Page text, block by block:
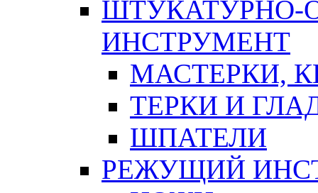
ШТУКАТУРНО-
ИНСТРУМЕНТ
МАСТЕРКИ,
ТЕРКИ И
ШПАТЕЛИ
РЕЖУЩИЙ